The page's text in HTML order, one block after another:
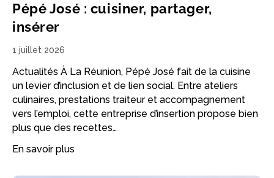
Pépé José : cuisiner, partager,
insérer
1 juillet 2026
Actualités À La Réunion, Pépé José fait de la cuisine
un levier d’inclusion et de lien social. Entre ateliers
culinaires, prestations traiteur et accompagnement
vers l’emploi, cette entreprise d’insertion propose bien
plus que des recettes…
En savoir plus